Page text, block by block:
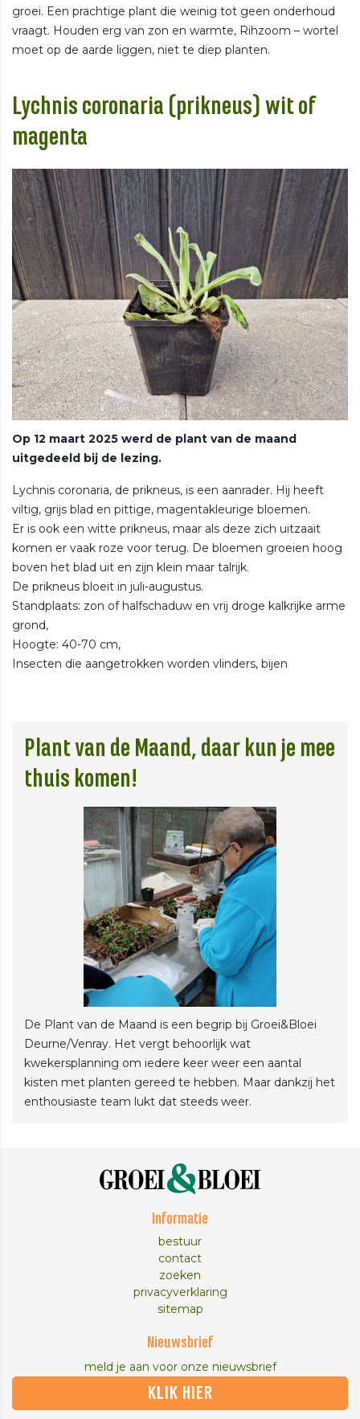
groei. Een prachtige plant die weinig tot geen onderhoud
vraagt. Houden erg van zon en warmte, Rihzoom – wortel
moet op de aarde liggen, niet te diep planten.
Lychnis coronaria (prikneus) wit of
magenta
Op 12 maart 2025 werd de plant van de maand
uitgedeeld bij de lezing.
Lychnis coronaria, de prikneus, is een aanrader. Hij heeft
viltig, grijs blad en pittige, magentakleurige bloemen.
Er is ook een witte prikneus, maar als deze zich uitzaait
komen er vaak roze voor terug. De bloemen groeien hoog
boven het blad uit en zijn klein maar talrijk.
De prikneus bloeit in juli-augustus.
Standplaats: zon of halfschaduw en vrij droge kalkrijke arme
grond,
Hoogte: 40-70 cm,
Insecten die aangetrokken worden vlinders, bijen
Plant van de Maand, daar kun je mee
thuis komen!
De Plant van de Maand is een begrip bij Groei&Bloei
Deurne/Venray. Het vergt behoorlijk wat
kwekersplanning om iedere keer weer een aantal
kisten met planten gereed te hebben. Maar dankzij het
enthousiaste team lukt dat steeds weer.
Informatie
bestuur
contact
zoeken
privacyverklaring
sitemap
Nieuwsbrief
meld je aan voor onze nieuwsbrief
KLIK HIER